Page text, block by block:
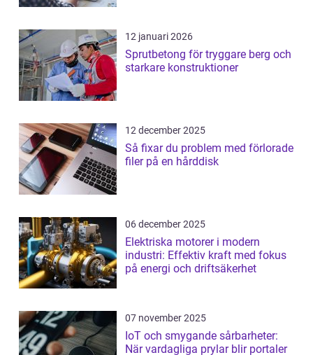
12 januari 2026
Sprutbetong för tryggare berg och
starkare konstruktioner
12 december 2025
Så fixar du problem med förlorade
filer på en hårddisk
06 december 2025
Elektriska motorer i modern
industri: Effektiv kraft med fokus
på energi och driftsäkerhet
07 november 2025
IoT och smygande sårbarheter:
När vardagliga prylar blir portaler